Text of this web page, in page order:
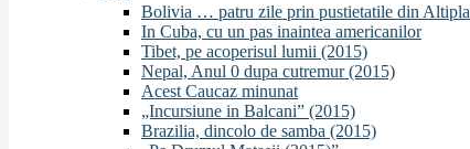
Bolivia … patru zile prin pustietatile din
In Cuba, cu un pas inaintea americanilor
Tibet, pe acoperisul lumii (2015)
Nepal, Anul 0 dupa cutremur (2015)
Acest Caucaz minunat
„Incursiune in Balcani” (2015)
Brazilia, dincolo de samba (2015)